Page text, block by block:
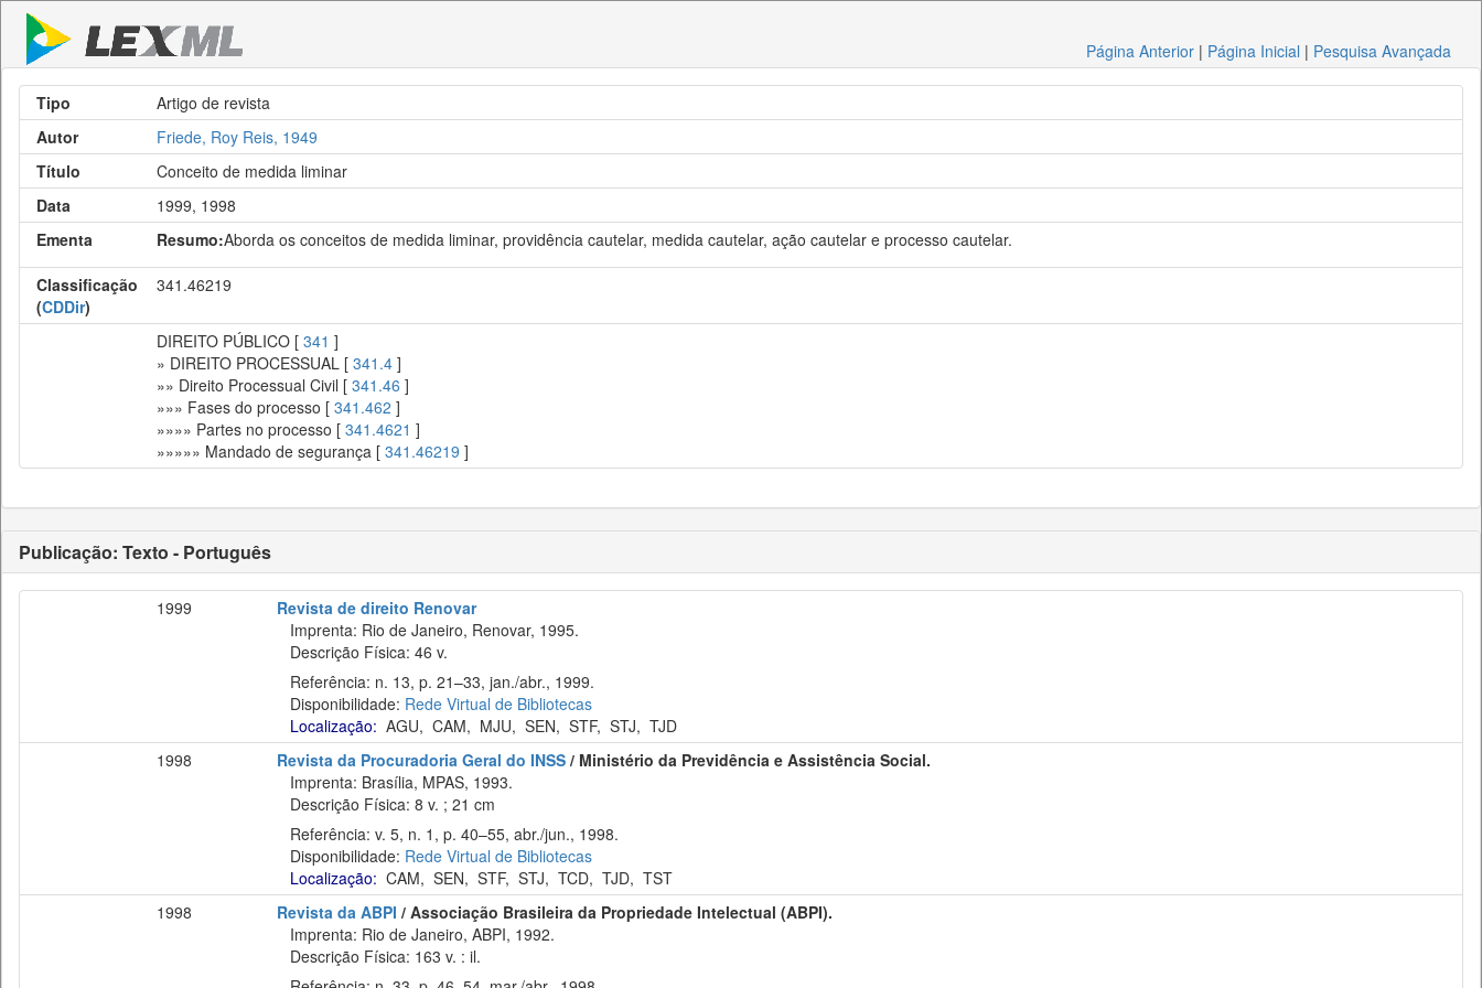
Página Anterior | Página Inicial | Pesquisa Avançada
Tipo
Artigo de revista
Autor
Friede, Roy Reis, 1949
Título
Conceito de medida liminar
Data
1999, 1998
Ementa
Resumo:Aborda os conceitos de medida liminar, providência cautelar, medida cautelar, ação cautelar e processo cautelar.
Classificação
(CDDir)
341.46219
DIREITO PÚBLICO [ 341 ]
» DIREITO PROCESSUAL [ 341.4 ]
»» Direito Processual Civil [ 341.46 ]
»»» Fases do processo [ 341.462 ]
»»»» Partes no processo [ 341.4621 ]
»»»»» Mandado de segurança [ 341.46219 ]
Publicação: Texto - Português
1999
Revista de direito Renovar
Imprenta: Rio de Janeiro, Renovar, 1995.
Descrição Física: 46 v.
Referência: n. 13, p. 21–33, jan./abr., 1999.
Disponibilidade: Rede Virtual de Bibliotecas
Localização: AGU, CAM, MJU, SEN, STF, STJ, TJD
1998
Revista da Procuradoria Geral do INSS / Ministério da Previdência e Assistência Social.
Imprenta: Brasília, MPAS, 1993.
Descrição Física: 8 v. ; 21 cm
Referência: v. 5, n. 1, p. 40–55, abr./jun., 1998.
Disponibilidade: Rede Virtual de Bibliotecas
Localização: CAM, SEN, STF, STJ, TCD, TJD, TST
1998
Revista da ABPI / Associação Brasileira da Propriedade Intelectual (ABPI).
Imprenta: Rio de Janeiro, ABPI, 1992.
Descrição Física: 163 v. : il.